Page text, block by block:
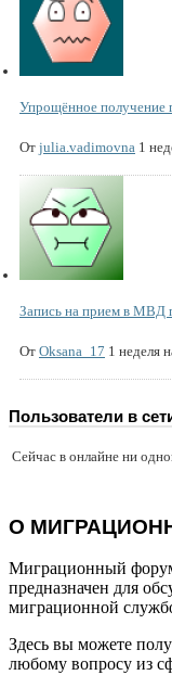
Упрощённое получение
От julia.vadimovna 1
Запись на прием в МВД
От Oksana_17 1 неделя
Пользователи в
Сейчас в онлайне ни
О
Миграционный
предназначен для
миграционной
Здесь вы можете
любому вопросу из